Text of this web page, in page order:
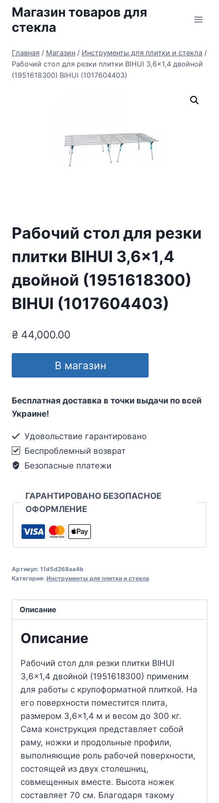
Перейти
содержимому
Магазин товаров для
стекла
Главная / Магазин / Инструменты для плитки и стекла /
Рабочий стол для резки плитки BIHUI 3,6×1,4 двойной
(1951618300) BIHUI (1017604403)
Рабочий стол для резки
плитки BIHUI 3,6×1,4
двойной (1951618300)
BIHUI (1017604403)
₴ 44,000.00
В магазин
Бесплатная доставка в точки выдачи по всей
Украине!
Удовольствие гарантировано
Беспроблемный возврат
Безопасные платежи
ГАРАНТИРОВАНО БЕЗОПАСНОЕ
ОФОРМЛЕНИЕ
Артикул: 11d5d268aa4b
Категория: Инструменты для плитки и стекла
Описание
Описание
Рабочий стол для резки плитки BIHUI
3,6×1,4 двойной (1951618300) применим
для работы с крупоформатной плиткой. На
его поверхности поместится плита,
размером 3,6×1,4 м и весом до 300 кг.
Сама конструкция представляет собой
раму, ножки и продольные профили,
выполняющие роль рабочей поверхности,
состоящей из двух столешниц,
совмещенных вместе. Высота ножек
составляет 70 см. Благодаря такому